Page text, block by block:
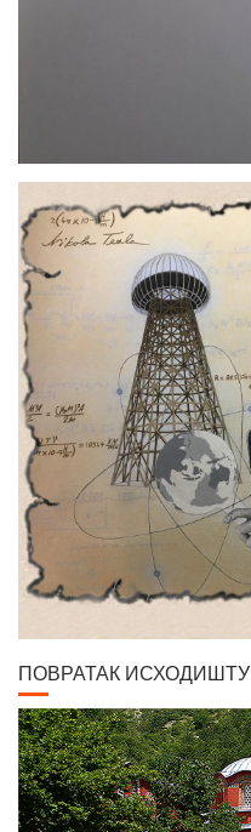
ПОВРАТАК ИСХОДИШТУ